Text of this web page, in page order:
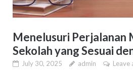
Menelusuri Perjalanan
Sekolah yang Sesuai
July 30, 2025 admin Leave